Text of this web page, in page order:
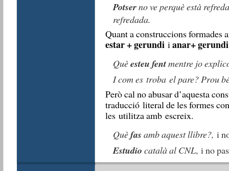
Potserno ve perquè està
refredada.
Quant a construccions
estar + gerundiianar+ gerundi
Quèesteu fentmentre jo
I com es troba el pare? Prou
Però cal no abusar d’aquesta
traducció literal de les formes
les utilitza amb escreix.
Quèfas amb aquest llibre?, i
Estudio català al CNL, i no